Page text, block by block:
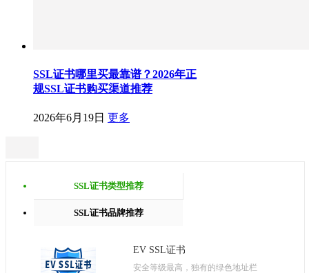
SSL证书哪里买最靠谱？2026年正
规SSL证书购买渠道推荐
2026年6月19日 更多
SSL证书类型推荐
SSL证书品牌推荐
EV SSL证书
安全等级最高，独有的绿色地址栏